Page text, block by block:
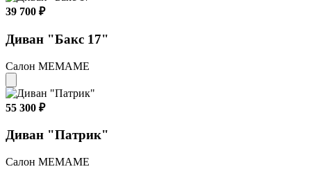
39 700 ₽
Диван "Бакс 17"
Салон МЕМАМЕ
55 300 ₽
Диван "Патрик"
Салон МЕМАМЕ